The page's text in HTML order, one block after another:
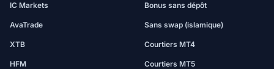
IC Markets
AvaTrade
XTB
HFM
Bonus sans dépôt
Sans swap (islamique)
Courtiers MT4
Courtiers MT5